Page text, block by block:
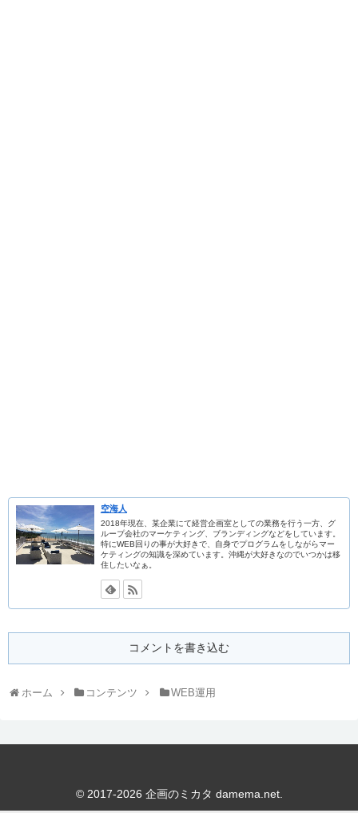
空海人
2018年現在、某企業にて経営企画室としての業務を行う一方、グ
ループ会社のマーケティング、ブランディングなどをしています。
特にWEB回りの事が大好きで、自身でプログラムをしながらマー
ケティングの知識を深めています。沖縄が大好きなのでいつかは移
住したいなぁ。
コメントを書き込む
ホーム コンテンツ WEB運用
© 2017-2026 企画のミカタ damema.net.